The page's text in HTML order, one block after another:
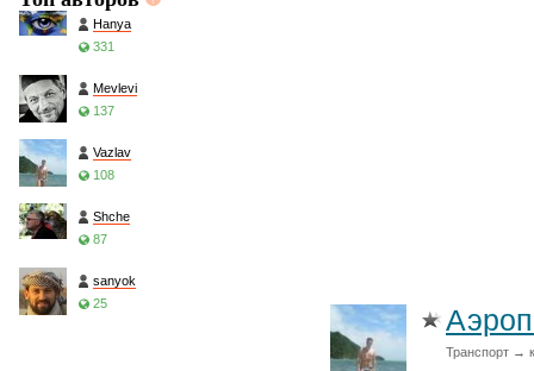
Hanya
331
Mevlevi
137
Vazlav
108
Shche
87
sanyok
25
Транспорт →